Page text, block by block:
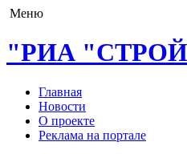
Меню
"РИА
Главная
Новости
О проекте
Реклама на портале